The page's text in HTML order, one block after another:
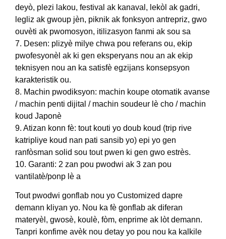
deyò, plezi lakou, festival ak kanaval, lekòl ak gadri,
legliz ak gwoup jèn, piknik ak fonksyon antrepriz, gwo
ouvèti ak pwomosyon, itilizasyon fanmi ak sou sa
7. Desen: plizyè milye chwa pou referans ou, ekip
pwofesyonèl ak ki gen eksperyans nou an ak ekip
teknisyen nou an ka satisfè egzijans konsepsyon
karakteristik ou.
8. Machin pwodiksyon: machin koupe otomatik avanse
/ machin penti dijital / machin soudeur lè cho / machin
koud Japonè
9. Atizan konn fè: tout kouti yo doub koud (trip rive
katripliye koud nan pati sansib yo) epi yo gen
ranfòsman solid sou tout pwen ki gen gwo estrès.
10. Garanti: 2 zan pou pwodwi ak 3 zan pou
vantilatè/ponp lè a
Tout pwodwi gonflab nou yo Customized dapre
demann kliyan yo. Nou ka fè gonflab ak diferan
materyèl, gwosè, koulè, fòm, enprime ak lòt demann.
Tanpri konfime avèk nou detay yo pou nou ka kalkile